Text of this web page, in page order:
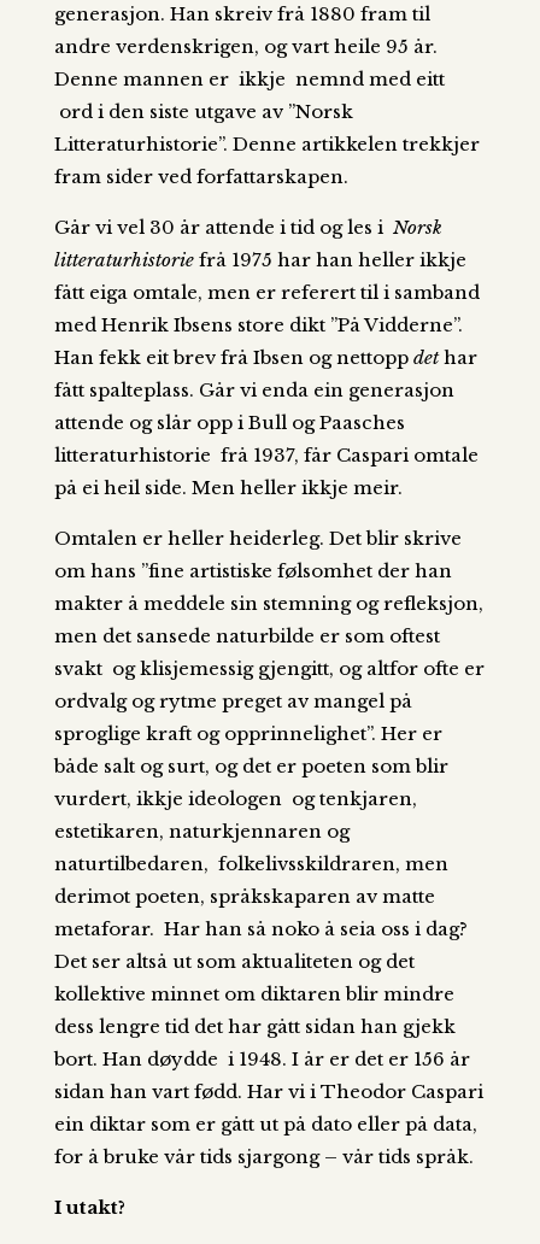
generasjon. Han skreiv frå 1880 fram til
andre verdenskrigen, og vart heile 95 år.
Denne mannen er ikkje nemnd med eitt
ord i den siste utgave av ”Norsk
Litteraturhistorie”. Denne artikkelen trekkjer
fram sider ved forfattarskapen.
Går vi vel 30 år attende i tid og les i Norsk
litteraturhistoriefrå 1975 har han heller ikkje
fått eiga omtale, men er referert til i samband
med Henrik Ibsens store dikt ”På Vidderne”.
Han fekk eit brev frå Ibsen og nettopp dethar
fått spalteplass. Går vi enda ein generasjon
attende og slår opp i Bull og Paasches
litteraturhistorie frå 1937, får Caspari omtale
på ei heil side. Men heller ikkje meir.
Omtalen er heller heiderleg. Det blir skrive
om hans ”fine artistiske følsomhet der han
makter å meddele sin stemning og refleksjon,
men det sansede naturbilde er som oftest
svakt og klisjemessig gjengitt, og altfor ofte er
ordvalg og rytme preget av mangel på
sproglige kraft og opprinnelighet”. Her er
både salt og surt, og det er poeten som blir
vurdert, ikkje ideologen og tenkjaren,
estetikaren, naturkjennaren og
naturtilbedaren, folkelivsskildraren, men
derimot poeten, språkskaparen av matte
metaforar. Har han så noko å seia oss i dag?
Det ser altså ut som aktualiteten og det
kollektive minnet om diktaren blir mindre
dess lengre tid det har gått sidan han gjekk
bort. Han døydde i 1948. I år er det er 156 år
sidan han vart fødd. Har vi i Theodor Caspari
ein diktar som er gått ut på dato eller på data,
for å bruke vår tids sjargong – vår tids språk.
I utakt?